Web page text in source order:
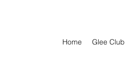
Home Glee Club